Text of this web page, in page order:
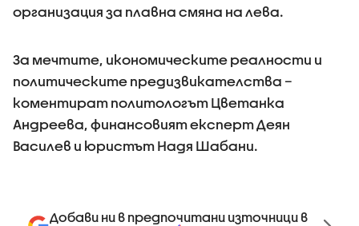
организация за плавна смяна на лева.
За мечтите, икономическите реалности и
политическите предизвикателства –
коментират политологът Цветанка
Андреева, финансовият експерт Деян
Василев и юристът Надя Шабани.
Добави ни в предпочитани източници в